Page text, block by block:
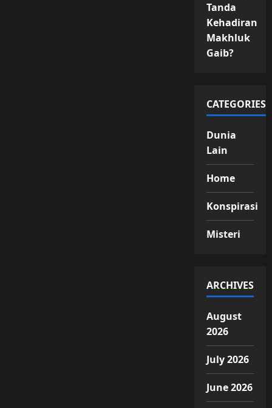
Tanda
Kehadiran
Makhluk
Gaib?
CATEGORIES
Dunia
Lain
Home
Konspirasi
Misteri
ARCHIVES
August
2026
July 2026
June 2026